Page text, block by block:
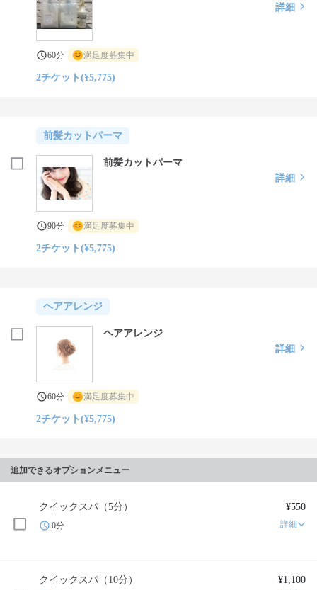
詳細
60分 満足度募集中
2チケット(¥5,775)
前髪カットパーマ
前髪カットパーマ
詳細
90分 満足度募集中
2チケット(¥5,775)
ヘアアレンジ
ヘアアレンジ
詳細
60分 満足度募集中
2チケット(¥5,775)
追加できるオプションメニュー
クイックスパ（5分） ¥550
0分 詳細
クイックスパ（10分） ¥1,100